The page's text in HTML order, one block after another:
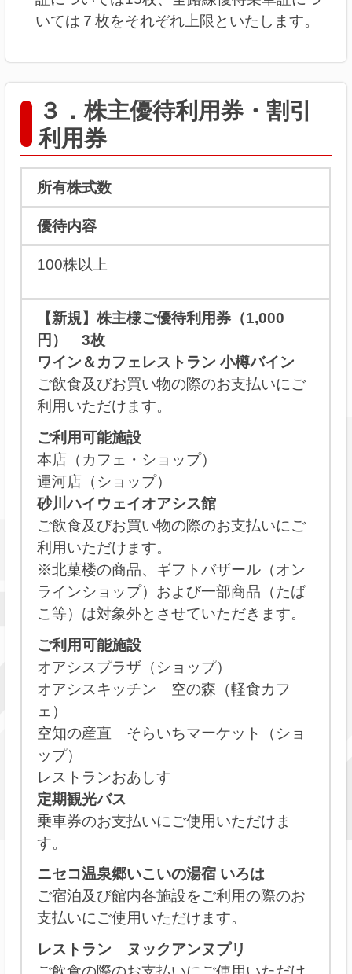
いては７枚をそれぞれ上限といたします。
３．株主優待利用券・割引
利用券
所有株式数
優待内容
100株以上
【新規】株主様ご優待利用券（1,000
円） 3枚
ワイン＆カフェレストラン 小樽バイン
ご飲食及びお買い物の際のお支払いにご
利用いただけます。
ご利用可能施設
本店（カフェ・ショップ）
運河店（ショップ）
砂川ハイウェイオアシス館
ご飲食及びお買い物の際のお支払いにご
利用いただけます。
※北菓楼の商品、ギフトバザール（オン
ラインショップ）および一部商品（たば
こ等）は対象外とさせていただきます。
ご利用可能施設
オアシスプラザ（ショップ）
オアシスキッチン 空の森（軽食カフ
ェ）
空知の産直 そらいちマーケット（ショ
ップ）
レストランおあしす
定期観光バス
乗車券のお支払いにご使用いただけま
す。
ニセコ温泉郷いこいの湯宿 いろは
ご宿泊及び館内各施設をご利用の際のお
支払いにご使用いただけます。
レストラン ヌックアンヌプリ